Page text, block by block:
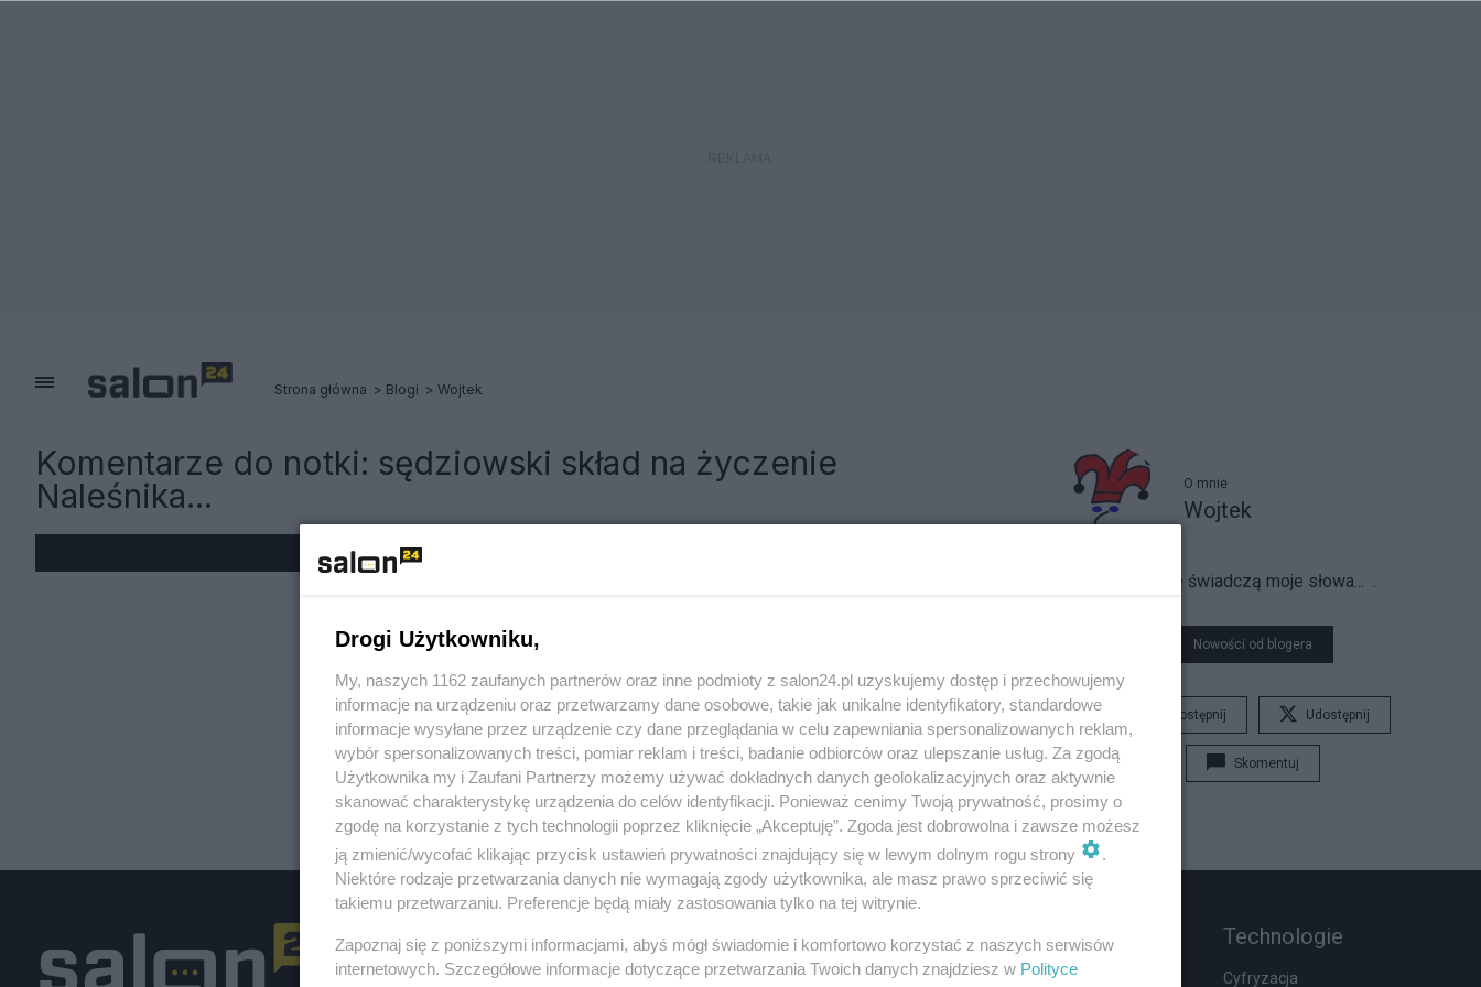
Strona główna Blogi Wojtek
Komentarze do notki: sędziowski skład na życzenie
Naleśnika...
O mnie
Wojtek
O mnie świadczą moje słowa... .
Nowości od blogera
Udostępnij Udostępnij
Skomentuj
Polityka
Rosja
Gospodarka
Biznes
Rozmaitości
Zdrowie
Technologie
Cyfryzacja
Drogi Użytkowniku,
My, naszych 1162 zaufanych partnerów oraz inne podmioty z salon24.pl uzyskujemy dostęp i przechowujemy
informacje na urządzeniu oraz przetwarzamy dane osobowe, takie jak unikalne identyfikatory, standardowe
informacje wysyłane przez urządzenie czy dane przeglądania w celu zapewniania spersonalizowanych reklam,
wybór spersonalizowanych treści, pomiar reklam i treści, badanie odbiorców oraz ulepszanie usług. Za zgodą
Użytkownika my i Zaufani Partnerzy możemy używać dokładnych danych geolokalizacyjnych oraz aktywnie
skanować charakterystykę urządzenia do celów identyfikacji. Ponieważ cenimy Twoją prywatność, prosimy o
zgodę na korzystanie z tych technologii poprzez kliknięcie „Akceptuję”. Zgoda jest dobrowolna i zawsze możesz
ją zmienić/wycofać klikając przycisk ustawień prywatności znajdujący się w lewym dolnym rogu strony
.
Niektóre rodzaje przetwarzania danych nie wymagają zgody użytkownika, ale masz prawo sprzeciwić się
takiemu przetwarzaniu. Preferencje będą miały zastosowania tylko na tej witrynie.
Zapoznaj się z poniższymi informacjami, abyś mógł świadomie i komfortowo korzystać z naszych serwisów
internetowych. Szczegółowe informacje dotyczące przetwarzania Twoich danych znajdziesz w Polityce